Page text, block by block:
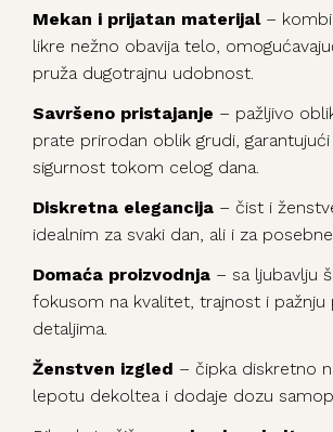
Mekan i prijatan materijal–
likre nežno obavija telo,
pruža dugotrajnu udobnost.
Savršeno pristajanje – pažljivo
prate prirodan oblik grudi,
sigurnost tokom celog dana.
Diskretna elegancija – čist i
idealnim za svaki dan, ali i za
Domaća proizvodnja – sa ljubavlju
fokusom na kvalitet, trajnost i pažnju
detaljima.
Ženstven izgled – čipka diskretno
lepotu dekoltea i dodaje dozu